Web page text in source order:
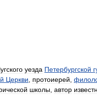
уезда Петербургской
Церкви протоиерей
школы автор